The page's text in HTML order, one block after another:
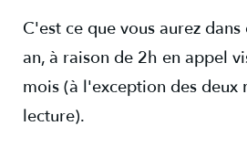
C'est ce que vous aurez
an, à raison de 2h en appel
mois (à l'exception des deux
lecture).